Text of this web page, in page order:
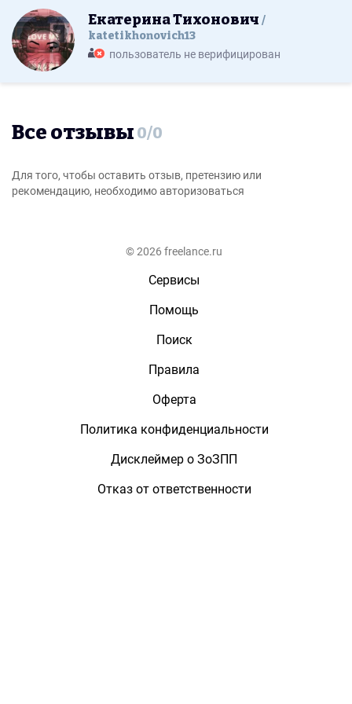
Екатерина Тихонович
katetikhonovich13
пользователь не верифицирован
Все отзывы 0/0
Для того, чтобы оставить отзыв, претензию или
рекомендацию, необходимо авторизоваться
© 2026 freelance.ru
Сервисы
Помощь
Поиск
Правила
Оферта
Политика конфиденциальности
Дисклеймер о ЗоЗПП
Отказ от ответственности